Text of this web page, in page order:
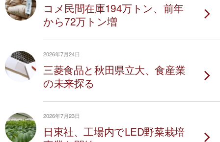
コメ民間在庫194万トン、前年
から72万トン増
2026年7月24日
三菱食品と秋田県立大、食産業
の未来探る
2026年7月23日
日東社、工場内でLED野菜栽培